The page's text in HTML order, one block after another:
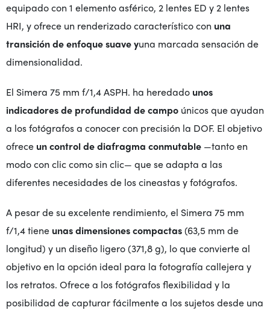
equipado con 1 elemento asférico, 2 lentes ED y 2 lentes
HRI, y ofrece un renderizado característico con una
transición de enfoque suave yuna marcada sensación de
dimensionalidad.
El Simera 75 mm f/1,4 ASPH. ha heredado unos
indicadores de profundidad de campo únicos que ayudan
a los fotógrafos a conocer con precisión la DOF. El objetivo
ofrece un control de diafragma conmutable —tanto en
modo con clic como sin clic— que se adapta a las
diferentes necesidades de los cineastas y fotógrafos.
A pesar de su excelente rendimiento, el Simera 75 mm
f/1,4 tiene unas dimensiones compactas(63,5 mm de
longitud) y un diseño ligero (371,8 g), lo que convierte al
objetivo en la opción ideal para la fotografía callejera y
los retratos. Ofrece a los fotógrafos flexibilidad y la
posibilidad de capturar fácilmente a los sujetos desde una